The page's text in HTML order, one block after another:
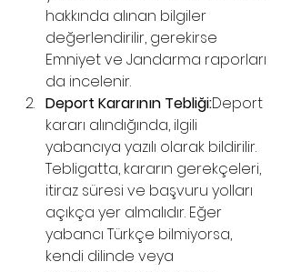
hakkında alınan bilgiler
değerlendirilir, gerekirse
Emniyet ve Jandarma raporları
da incelenir.
Deport Kararının Tebliği:Deport
kararı alındığında, ilgili
yabancıya yazılı olarak bildirilir.
Tebligatta, kararın gerekçeleri,
itiraz süresi ve başvuru yolları
açıkça yer almalıdır. Eğer
yabancı Türkçe bilmiyorsa,
kendi dilinde veya